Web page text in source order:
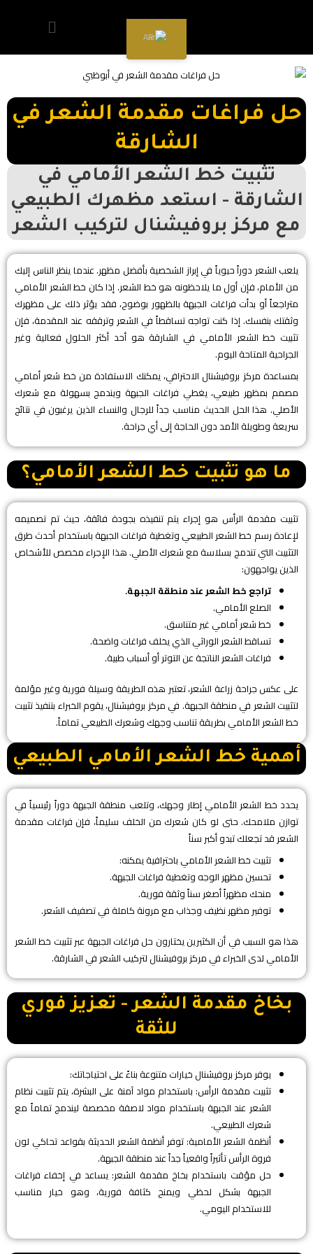
​حل فراغات مقدمة الشعر في
الشارقة
​تثبيت خط الشعر الأمامي في
الشارقة - استعد مظهرك الطبيعي
مع مركز بروفيشنال لتركيب الشعر
​يلعب الشعر دوراً حيوياً في إبراز الشخصية بأفضل مظهر. عندما ينظر الناس إليك
من الأمام، فإن أول ما يلاحظونه هو خط الشعر. إذا كان خط الشعر الأمامي
متراجعاً أو بدأت فراغات الجبهة بالظهور بوضوح، فقد يؤثر ذلك على مظهرك
وثقتك بنفسك. إذا كنت تواجه تساقطاً في الشعر وترققه عند المقدمة، فإن
تثبيت خط الشعر الأمامي في الشارقة هو أحد أكثر الحلول فعالية وغير
الجراحية المتاحة اليوم.
​بمساعدة مركز بروفيشنال الاحترافي، يمكنك الاستفادة من خط شعر أمامي
مصمم بمظهر طبيعي، يغطي فراغات الجبهة ويندمج بسهولة مع شعرك
الأصلي. هذا الحل الحديث مناسب جداً للرجال والنساء الذين يرغبون في نتائج
سريعة وطويلة الأمد دون الحاجة إلى أي جراحة.
ما هو تثبيت خط الشعر الأمامي؟
​تثبيت مقدمة الرأس هو إجراء يتم تنفيذه بجودة فائقة، حيث تم تصميمه
لإعادة رسم خط الشعر الطبيعي وتغطية فراغات الجبهة باستخدام أحدث طرق
التثبيت التي تندمج بسلاسة مع شعرك الأصلي. هذا الإجراء مخصص للأشخاص
الذين يواجهون:
​تراجع خط الشعر عند منطقة الجبهة.
​الصلع الأمامي.
​خط شعر أمامي غير متناسق.
​تساقط الشعر الوراثي الذي يخلف فراغات واضحة.
​فراغات الشعر الناتجة عن التوتر أو أسباب طبية.
​على عكس جراحة زراعة الشعر، تعتبر هذه الطريقة وسيلة فورية وغير مؤلمة
لتثبيت الشعر في منطقة الجبهة. في مركز بروفيشنال، يقوم الخبراء بتنفيذ تثبيت
خط الشعر الأمامي بطريقة تناسب وجهك وشعرك الطبيعي تماماً.
​أهمية خط الشعر الأمامي الطبيعي
​يحدد خط الشعر الأمامي إطار وجهك، وتلعب منطقة الجبهة دوراً رئيسياً في
توازن ملامحك. حتى لو كان شعرك من الخلف سليماً، فإن فراغات مقدمة
الشعر قد تجعلك تبدو أكبر سناً
تثبيت خط الشعر الأمامي باحترافية يمكنه:
​تحسين مظهر الوجه وتغطية فراغات الجبهة.
​منحك مظهراً أصغر سناً وثقة فورية.
​توفير مظهر نظيف وجذاب مع مرونة كاملة في تصفيف الشعر.
​هذا هو السبب في أن الكثيرين يختارون حل فراغات الجبهة عبر تثبيت خط الشعر
الأمامي لدى الخبراء في مركز بروفيشنال لتركيب الشعر في الشارقة.
​بخاخ مقدمة الشعر - تعزيز فوري
للثقة
​يوفر مركز بروفيشنال خيارات متنوعة بناءً على احتياجاتك:
​تثبيت مقدمة الرأس: باستخدام مواد آمنة على البشرة، يتم تثبيت نظام
الشعر عند الجبهة باستخدام مواد لاصقة مخصصة ليندمج تماماً مع
شعرك الطبيعي.
​أنظمة الشعر الأمامية: توفر أنظمة الشعر الحديثة بقواعد تحاكي لون
فروة الرأس تأثيراً واقعياً جداً عند منطقة الجبهة.
​حل مؤقت باستخدام بخاخ مقدمة الشعر: يساعد في إخفاء فراغات
الجبهة بشكل لحظي ويمنح كثافة فورية، وهو خيار مناسب
للاستخدام اليومي.
AR